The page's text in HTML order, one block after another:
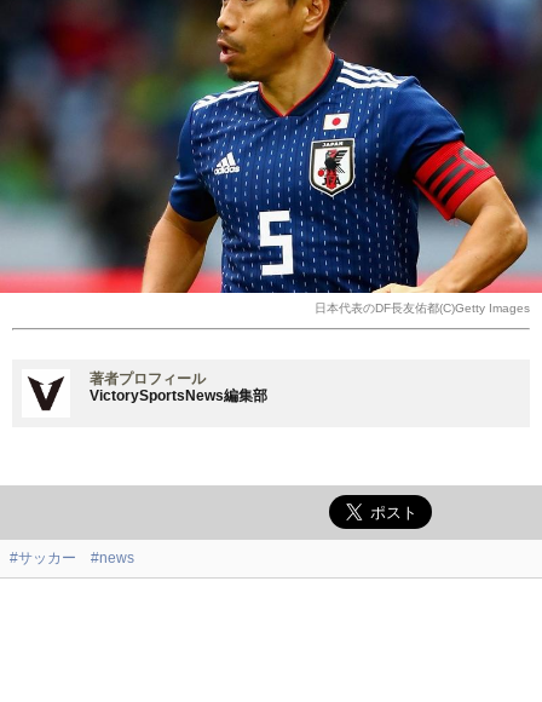
日本代表のDF長友佑都(C)Getty Images
著者プロフィール
VictorySportsNews編集部
#サッカー #news